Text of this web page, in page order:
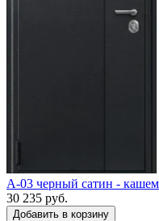
A-03 черный сатин -
30 235 руб.